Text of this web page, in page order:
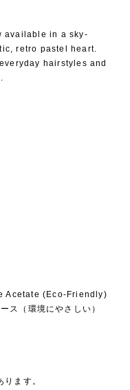
available in a sky-
retro pastel heart.
hairstyles and
Acetate (Eco-Friendly)
ス（環境にやさしい）
ます。